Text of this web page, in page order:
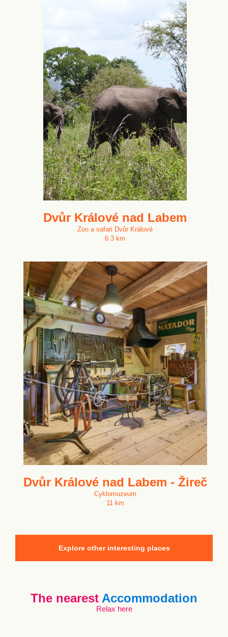
Dvůr Králové nad Labem
Zoo a safari Dvůr Králové
6.3 km
Dvůr Králové nad Labem - Žireč
Cyklomuzeum
11 km
Explore other interesting places
The nearest Accommodation
Relax here